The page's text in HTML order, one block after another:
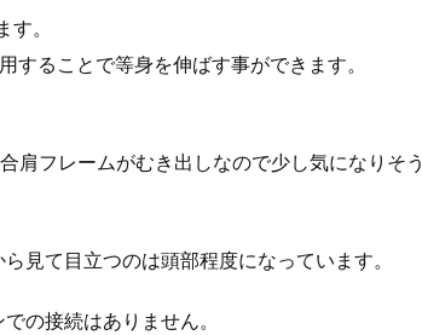
。
ることで等身を伸ばす事ができます。
肩フレームがむき出しなので少し気になりそう
見て目立つのは頭部程度になっています。
の接続はありません。